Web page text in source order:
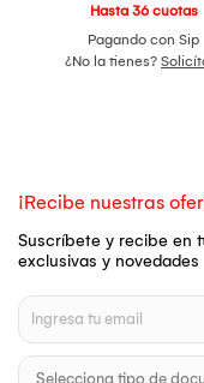
Hasta 36 cuotas
Pagando con Sip
¿No la tienes?
¡Recibe nuestras
Suscríbete y recibe en
exclusivas y novedades